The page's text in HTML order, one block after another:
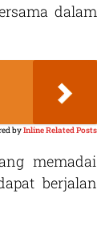
dalam
byInline Related Posts
memadai
berjalan